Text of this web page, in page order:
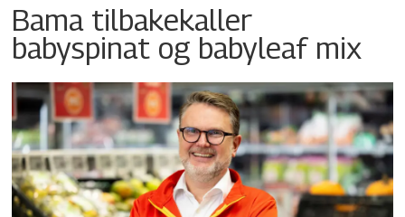
Bama tilbakekaller
babyspinat og babyleaf mix